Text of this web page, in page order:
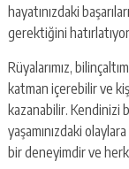
hayatınızdaki
gerektiğini
Rüyalarımız,
katman içerebilir ve
kazanabilir. Kendinizi
yaşamınızdaki
bir deneyimdir ve